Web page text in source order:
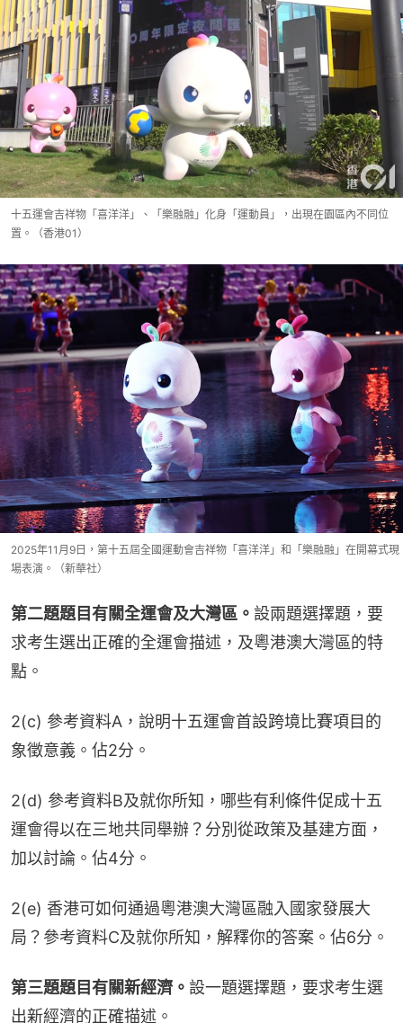
十五運會吉祥物「喜洋洋」、「樂融融」化身「運動員」，出現在園區內不同位
置。（香港01）
2025年11月9日，第十五屆全國運動會吉祥物「喜洋洋」和「樂融融」在開幕式現
場表演。（新華社）
第二題題目有關全運會及大灣區。 設兩題選擇題，要
求考生選出正確的全運會描述，及粵港澳大灣區的特
點。
2(c) 參考資料A，說明十五運會首設跨境比賽項目的
象徵意義。佔2分。
2(d) 參考資料B及就你所知，哪些有利條件促成十五
運會得以在三地共同舉辦？分別從政策及基建方面，
加以討論。佔4分。
2(e) 香港可如何通過粵港澳大灣區融入國家發展大
局？參考資料C及就你所知，解釋你的答案。佔6分。
第三題題目有關新經濟。 設一題選擇題，要求考生選
出新經濟的正確描述。